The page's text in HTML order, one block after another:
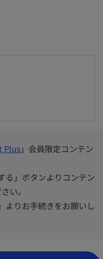
Plus」会員限定コンテン
る」ボタンよりコンテン
い。
よりお手続きをお願いし